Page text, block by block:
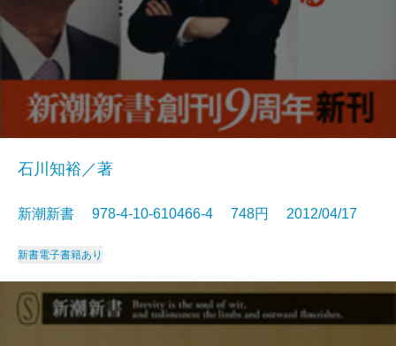
石川知裕／著
新潮新書 978-4-10-610466-4 748円 2012/04/17
新書電子書籍あり